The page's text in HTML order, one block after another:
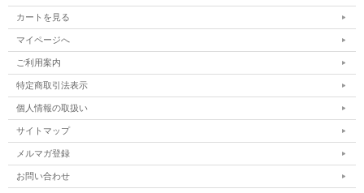
カートを見る
マイページへ
ご利用案内
特定商取引法表示
個人情報の取扱い
サイトマップ
メルマガ登録
お問い合わせ